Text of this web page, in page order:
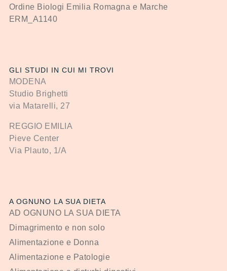
Ordine Biologi Emilia Romagna e Marche
ERM_A1140
GLI STUDI IN CUI MI TROVI
MODENA
Studio Brighetti
via Matarelli, 27
REGGIO EMILIA
Pieve Center
Via Plauto, 1/A
A OGNUNO LA SUA DIETA
AD OGNUNO LA SUA DIETA
Dimagrimento e non solo
Alimentazione e Donna
Alimentazione e Patologie